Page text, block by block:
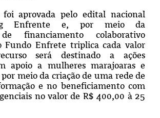
foi aprovada pelo edital nacional
Enfrente e, por meio da
financiamento colaborativo
Fundo Enfrete triplica cada valor
será destinado a ações
apoio a mulheres marajoaras e
meio da criação de uma rede de
e no beneficiamento com
no valor de R$ 400,00 à 25